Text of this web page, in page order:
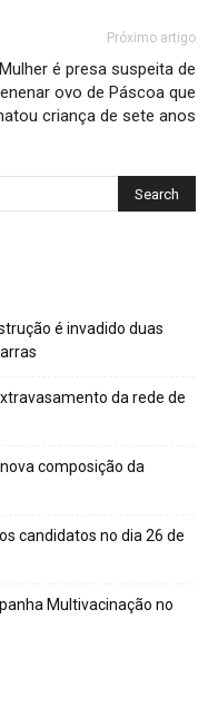
Próximo artigo
Mulher é presa suspeita de
ovo de Páscoa que
criança de sete anos
é invadido duas
da rede de
composição da
candidatos no dia 26 de
Multivacinação no